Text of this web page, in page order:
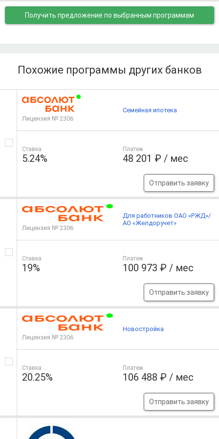
Получить предложение по выбранным программам
Похожие программы других банков
Лицензия № 2306
Ставка
5.24%
Платеж
48 201 ₽ / мес
Отправить заявку
Семейная ипотека
Лицензия № 2306
Ставка
19%
Платеж
100 973 ₽ / мес
Отправить заявку
Для работников ОАО «РЖД»/
АО «Желдоручет»
Лицензия № 2306
Ставка
20.25%
Платеж
106 488 ₽ / мес
Отправить заявку
Новостройка